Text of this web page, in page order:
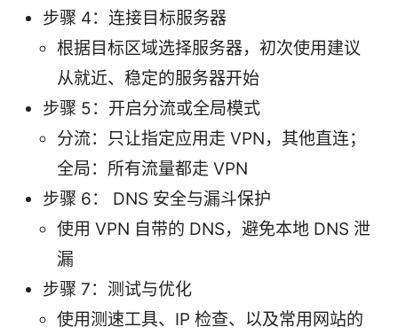
步骤 4：连接目标服务器
根据目标区域选择服务器，初次使用建议
从就近、稳定的服务器开始
步骤 5：开启分流或全局模式
分流：只让指定应用走 VPN，其他直连；
全局：所有流量都走 VPN
步骤 6： DNS 安全与漏斗保护
使用 VPN 自带的 DNS，避免本地 DNS 泄
漏
步骤 7：测试与优化
使用测速工具、IP 检查、以及常用网站的